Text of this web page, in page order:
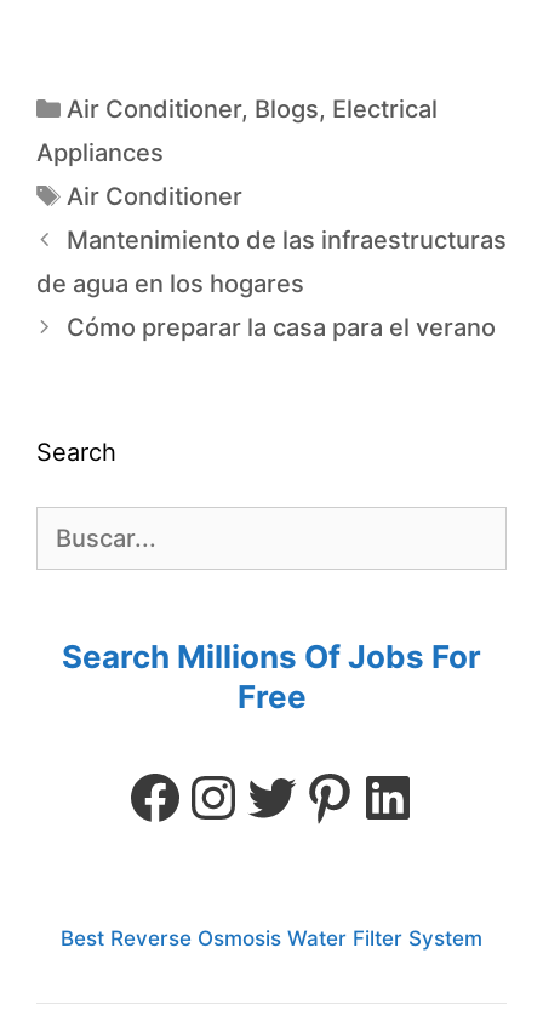
Air Conditioner, Blogs, Electrical
Appliances
Air Conditioner
Mantenimiento de las infraestructuras
de agua en los hogares
Cómo preparar la casa para el verano
Search
Search Millions Of Jobs For
Free
Best Reverse Osmosis Water Filter System